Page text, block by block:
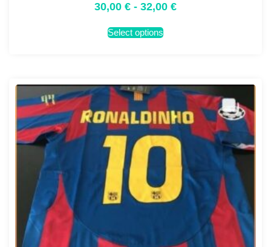
30,00 € - 32,00 €
Select options